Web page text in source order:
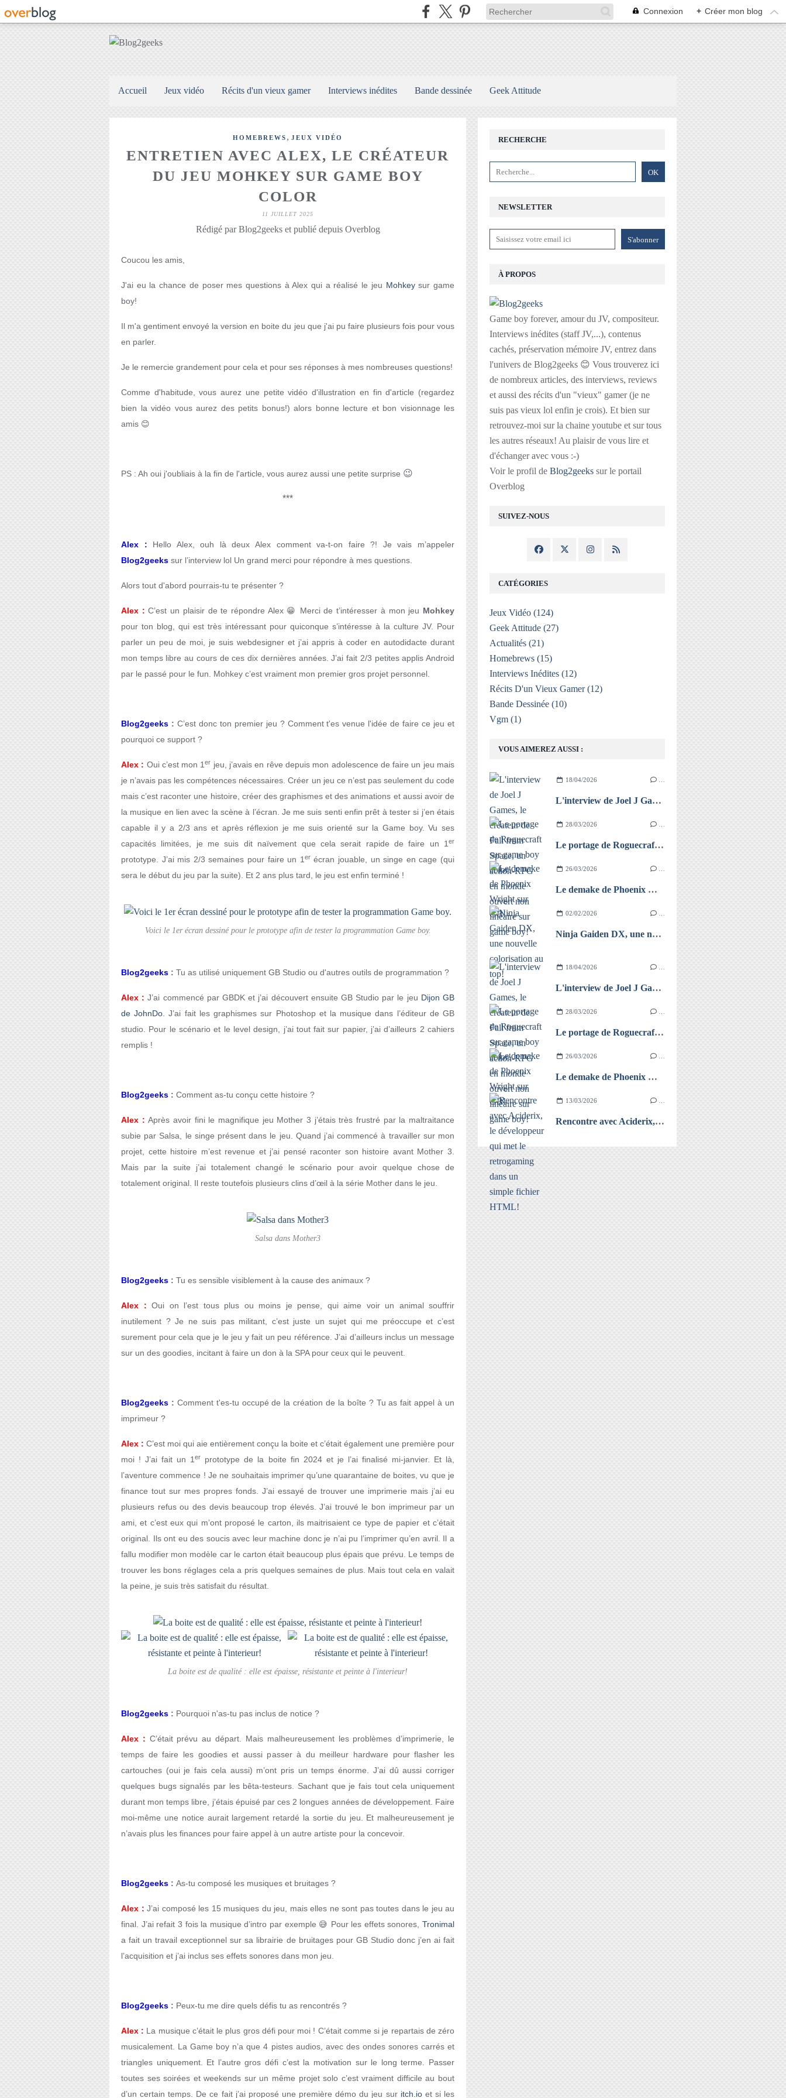
Connexion + Créer mon blog
Accueil Jeux vidéo Récits d'un vieux gamer Interviews inédites Bande dessinée Geek Attitude
HOMEBREWS , JEUX VIDÉO
ENTRETIEN AVEC ALEX, LE CRÉATEUR
DU JEU MOHKEY SUR GAME BOY
COLOR
11 JUILLET 2025
Rédigé par Blog2geeks et publié depuis Overblog
Coucou les amis,
J'ai eu la chance de poser mes questions à Alex qui a réalisé le jeu Mohkeysur game
boy!
Il m'a gentiment envoyé la version en boite du jeu que j'ai pu faire plusieurs fois pour vous
en parler.
Je le remercie grandement pour cela et pour ses réponses à mes nombreuses questions!
Comme d'habitude, vous aurez une petite vidéo d'illustration en fin d'article (regardez
bien la vidéo vous aurez des petits bonus!) alors bonne lecture et bon visionnage les
amis 😊
PS : Ah oui j'oubliais à la fin de l'article, vous aurez aussi une petite surprise 😉
***
Alex :
Hello Alex, ouh là deux Alex comment va-t-on faire ?! Je vais m’appeler
Blog2geeks sur l’interview lol Un grand merci pour répondre à mes questions.
Alors tout d'abord pourrais-tu te présenter ?
Alex :C’est un plaisir de te répondre Alex 😁 Merci de t’intéresser à mon jeu Mohkey
pour ton blog, qui est très intéressant pour quiconque s’intéresse à la culture JV. Pour
parler un peu de moi, je suis webdesigner et j’ai appris à coder en autodidacte durant
mon temps libre au cours de ces dix dernières années. J’ai fait 2/3 petites applis Android
par le passé pour le fun. Mohkey c’est vraiment mon premier gros projet personnel.
Blog2geeks : C’est donc ton premier jeu ? Comment t'es venue l'idée de faire ce jeu et
pourquoi ce support ?
Alex : Oui c’est mon 1er jeu, j’avais en rêve depuis mon adolescence de faire un jeu mais
je n’avais pas les compétences nécessaires. Créer un jeu ce n’est pas seulement du code
mais c’est raconter une histoire, créer des graphismes et des animations et aussi avoir de
la musique en lien avec la scène à l’écran. Je me suis senti enfin prêt à tester si j’en étais
capable il y a 2/3 ans et après réflexion je me suis orienté sur la Game boy. Vu ses
capacités limitées, je me suis dit naïvement que cela serait rapide de faire un 1 er
prototype. J’ai mis 2/3 semaines pour faire un 1 erécran jouable, un singe en cage (qui
sera le début du jeu par la suite). Et 2 ans plus tard, le jeu est enfin terminé !
Voici le 1er écran dessiné pour le prototype afin de tester la programmation Game boy.
Blog2geeks : Tu as utilisé uniquement GB Studio ou d'autres outils de programmation ?
Alex :J’ai commencé par GBDK et j’ai découvert ensuite GB Studio par le jeu Dijon GB
de JohnDo . J’ai fait les graphismes sur Photoshop et la musique dans l’éditeur de GB
studio. Pour le scénario et le level design, j’ai tout fait sur papier, j’ai d’ailleurs 2 cahiers
remplis !
Blog2geeks : Comment as-tu conçu cette histoire ?
Alex :Après avoir fini le magnifique jeu Mother 3 j’étais très frustré par la maltraitance
subie par Salsa, le singe présent dans le jeu. Quand j’ai commencé à travailler sur mon
projet, cette histoire m’est revenue et j’ai pensé raconter son histoire avant Mother 3.
Mais par la suite j’ai totalement changé le scénario pour avoir quelque chose de
totalement original. Il reste toutefois plusieurs clins d’œil à la série Mother dans le jeu.
Salsa dans Mother3
Blog2geeks : Tu es sensible visiblement à la cause des animaux ?
Alex : Oui on l’est tous plus ou moins je pense, qui aime voir un animal souffrir
inutilement ? Je ne suis pas militant, c’est juste un sujet qui me préoccupe et c’est
surement pour cela que je le jeu y fait un peu référence. J’ai d’ailleurs inclus un message
sur un des goodies, incitant à faire un don à la SPA pour ceux qui le peuvent.
Blog2geeks : Comment t'es-tu occupé de la création de la boîte ? Tu as fait appel à un
imprimeur ?
Alex : C’est moi qui aie entièrement conçu la boite et c’était également une première pour
moi ! J’ai fait un 1er
prototype de la boite fin 2024 et je l’ai finalisé mi-janvier. Et là,
l’aventure commence ! Je ne souhaitais imprimer qu’une quarantaine de boites, vu que je
finance tout sur mes propres fonds. J’ai essayé de trouver une imprimerie mais j’ai eu
plusieurs refus ou des devis beaucoup trop élevés. J’ai trouvé le bon imprimeur par un
ami, et c’est eux qui m’ont proposé le carton, ils maitrisaient ce type de papier et c’était
original. Ils ont eu des soucis avec leur machine donc je n’ai pu l’imprimer qu’en avril. Il a
fallu modifier mon modèle car le carton était beaucoup plus épais que prévu. Le temps de
trouver les bons réglages cela a pris quelques semaines de plus. Mais tout cela en valait
la peine, je suis très satisfait du résultat.
La boite est de qualité : elle est épaisse, résistante et peinte à l'interieur!
Blog2geeks : Pourquoi n'as-tu pas inclus de notice ?
Alex : C’était prévu au départ. Mais malheureusement les problèmes d’imprimerie, le
temps de faire les goodies et aussi passer à du meilleur hardware pour flasher les
cartouches (oui je fais cela aussi) m’ont pris un temps énorme. J’ai dû aussi corriger
quelques bugs signalés par les bêta-testeurs. Sachant que je fais tout cela uniquement
durant mon temps libre, j’étais épuisé par ces 2 longues années de développement. Faire
moi-même une notice aurait largement retardé la sortie du jeu. Et malheureusement je
n’avais plus les finances pour faire appel à un autre artiste pour la concevoir.
Blog2geeks : As-tu composé les musiques et bruitages ?
Alex : J’ai composé les 15 musiques du jeu, mais elles ne sont pas toutes dans le jeu au
final. J’ai refait 3 fois la musique d’intro par exemple 😅 Pour les effets sonores, Tronimal
a fait un travail exceptionnel sur sa librairie de bruitages pour GB Studio donc j’en ai fait
l’acquisition et j’ai inclus ses effets sonores dans mon jeu.
Blog2geeks : Peux-tu me dire quels défis tu as rencontrés ?
Alex : La musique c’était le plus gros défi pour moi ! C’était comme si je repartais de zéro
musicalement. La Game boy n’a que 4 pistes audios, avec des ondes sonores carrés et
triangles uniquement. Et l’autre gros défi c’est la motivation sur le long terme. Passer
toutes ses soirées et weekends sur un même projet solo c’est vraiment difficile au bout
d’un certain temps. De ce fait j’ai proposé une première démo du jeu sur itch.ioet si les
NEWSLETTER
SUIVEZ-NOUS
RECHERCHE
À PROPOS
Game boy forever, amour du JV, compositeur.
Interviews inédites (staff JV,...), contenus
cachés, préservation mémoire JV, entrez dans
l'univers de Blog2geeks 😊 Vous trouverez ici
de nombreux articles, des interviews, reviews
et aussi des récits d'un "vieux" gamer (je ne
suis pas vieux lol enfin je crois). Et bien sur
retrouvez-moi sur la chaine youtube et sur tous
les autres réseaux! Au plaisir de vous lire et
d'échanger avec vous :-)
Voir le profil de Blog2geeks sur le portail
Overblog
VOUS AIMEREZ AUSSI :
18/04/2026
L'interview de Joel J Games, le créateur de Fall from Space, un action-RPG en monde ouvert non linéaire sur game boy!
28/03/2026
Le portage de Roguecraft sur game boy color!
26/03/2026
Le demake de Phoenix Wright sur GB!
02/02/2026
Ninja Gaiden DX, une nouvelle colorisation au top!
18/04/2026
L'interview de Joel J Games, le créateur de Fall from Space, un action-RPG en monde ouvert non linéaire sur game boy!
28/03/2026
Le portage de Roguecraft sur game boy color!
26/03/2026
Le demake de Phoenix Wright sur GB!
13/03/2026
Rencontre avec Aciderix, le développeur qui met le retrogaming dans un simple fichier HTML!
CATÉGORIES
Jeux Vidéo (124)
Geek Attitude (27)
Actualités (21)
Homebrews (15)
Interviews Inédites (12)
Récits D'un Vieux Gamer(12)
Bande Dessinée (10)
Vgm (1)